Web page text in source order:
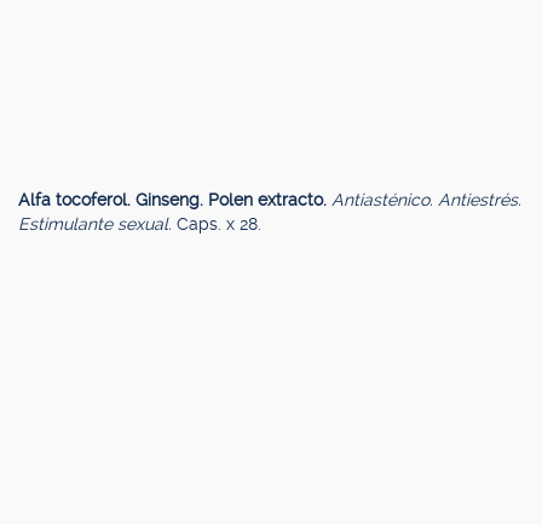
Alfa tocoferol. Ginseng. Polen extracto. Antiasténico. Antiestrés.
Estimulante sexual. Caps. x 28.